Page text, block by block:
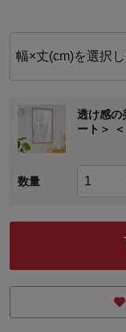
幅×丈(cm)を選択
透け感の
ート＞
数量